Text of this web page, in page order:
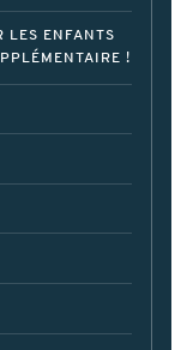
LES ENFANTS
!